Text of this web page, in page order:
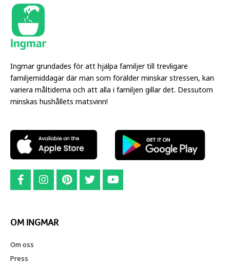
Ingmar grundades för att hjälpa familjer till trevligare
familjemiddagar där man som förälder minskar stressen, kan
variera måltiderna och att alla i familjen gillar det. Dessutom
minskas hushållets matsvinn!
OM INGMAR
Om oss
Press